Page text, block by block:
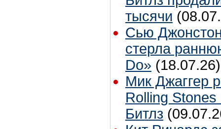
тысячи
Сью
стерла
Do» (18.07.26)
Мик Джаггер
Rolling Stones
Битлз